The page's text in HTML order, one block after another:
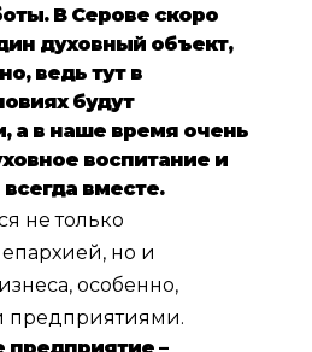
В Серове скоро
духовный объект,
ведь тут в
будут
а в наше время очень
воспитание и
вместе.
не только
но и
особенно,
предприятиями.